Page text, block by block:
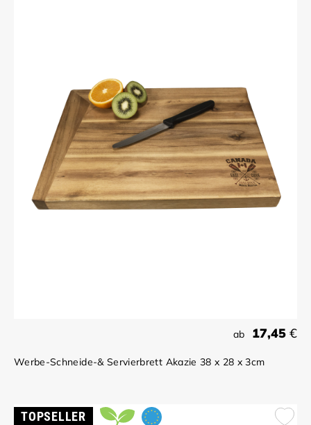
ab 17,45 €
Werbe-Schneide-& Servierbrett Akazie 38 x 28 x 3cm
TOPSELLER